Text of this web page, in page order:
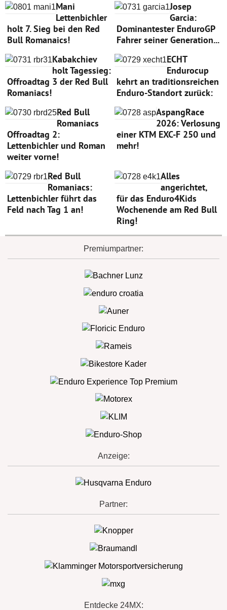
Mani
Lettenbichler
holt 7. Sieg bei den Red
Bull Romanaics!
Josep
Garcia:
Dominantester EnduroGP
Fahrer seiner Generation...
Kabakchiev
holt Tagessieg:
Offroadtag 3 der Red Bull
Romaniacs!
ECHT
Endurocup
kehrt an traditionsreichen
Enduro-Standort zurück:
Red Bull
Romaniacs
Offroadtag 2:
Lettenbichler und Roman
weiter vorne!
AspangRace
2026: Verlosung
einer KTM EXC-F 250 und
mehr!
Red Bull
Romaniacs:
Lettenbichler führt das
Feld nach Tag 1 an!
Alles
angerichtet,
für das Enduro4Kids
Wochenende am Red Bull
Ring!
Premiumpartner:
Anzeige:
Partner:
Entdecke 24MX: